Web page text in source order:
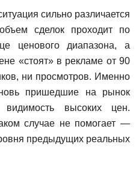
сильно различается
сделок проходит по
ценового диапазона, а
«стоят» в рекламе от 90
ни просмотров. Именно
пришедшие на рынок
высоких цен.
случае не помогает —
предыдущих реальных